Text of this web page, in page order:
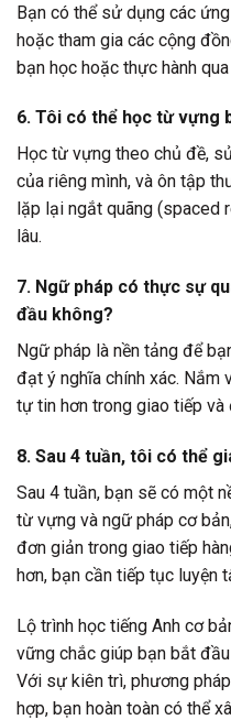
Bạn có thể sử dụng các
hoặc tham gia các cộng
bạn học hoặc thực hành
6. Tôi có thể học từ vựng
Học từ vựng theo chủ đề,
của riêng mình, và ôn tập
lặp lại ngắt quãng (spaced
lâu.
7. Ngữ pháp có thực sự
đầu không?
Ngữ pháp là nền tảng để
đạt ý nghĩa chính xác. Nắm
tự tin hơn trong giao tiếp và
8. Sau 4 tuần, tôi có thể
Sau 4 tuần, bạn sẽ có một
từ vựng và ngữ pháp cơ
đơn giản trong giao tiếp
hơn, bạn cần tiếp tục luyện
Lộ trình học tiếng Anh cơ
vững chắc giúp bạn bắt
Với sự kiên trì, phương
hợp, bạn hoàn toàn có thể